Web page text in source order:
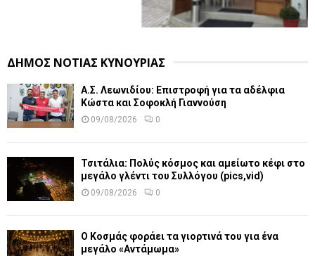
ΔΗΜΟΣ ΝΟΤΙΑΣ ΚΥΝΟΥΡΙΑΣ
Α.Σ. Λεωνιδίου: Επιστροφή για τα αδέλφια
Κώστα και Σοφοκλή Γιαννούση
09/08/2026 0
Τσιτάλια: Πολύς κόσμος και αμείωτο κέφι στο
μεγάλο γλέντι του Συλλόγου (pics,vid)
09/08/2026 0
Ο Κοσμάς φοράει τα γιορτινά του για ένα
μεγάλο «Αντάμωμα»